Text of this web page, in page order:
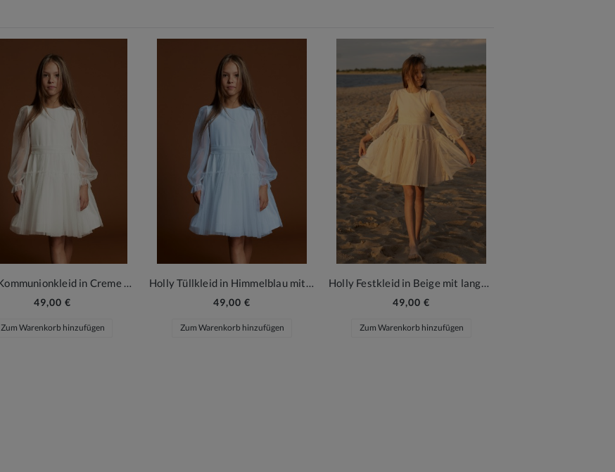
Holly Kommunionkleid in Creme mit Tüllärmeln und Schleife
49,00 €
Zum Warenkorb hinzufügen
Holly Tüllkleid in Himmelblau mit Puffärmeln
49,00 €
Zum Warenkorb hinzufügen
Holly Festkleid in Beige mit langen Tüllärmeln
49,00 €
Zum Warenkorb hinzufügen